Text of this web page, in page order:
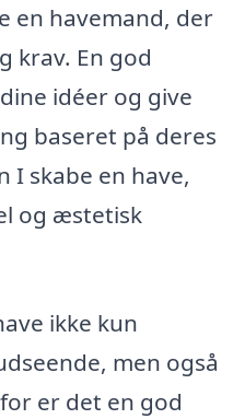
en havemand, der
krav. En god
idéer og give
baseret på deres
I skabe en have,
og æstetisk
ikke kun
men også
er det en god